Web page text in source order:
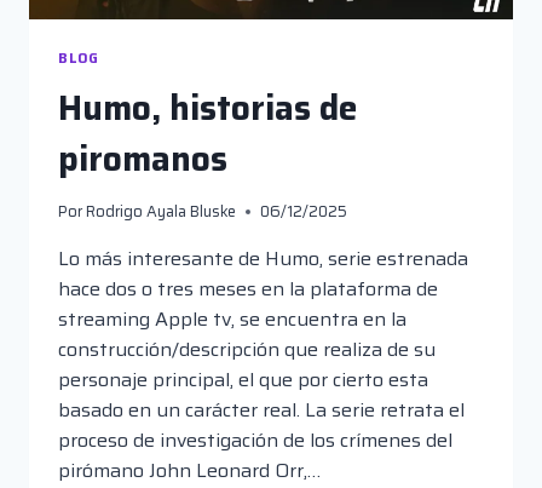
BLOG
Humo, historias de
piromanos
PorRodrigo Ayala Bluske 06/12/2025
Lo más interesante de Humo, serie estrenada
hace dos o tres meses en la plataforma de
streaming Apple tv, se encuentra en la
construcción/descripción que realiza de su
personaje principal, el que por cierto esta
basado en un carácter real. La serie retrata el
proceso de investigación de los crímenes del
pirómano John Leonard Orr,…